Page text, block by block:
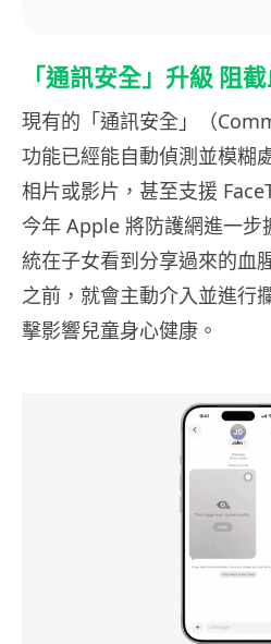
「通訊安全」升級 阻
現有的「通訊安全」（
功能已經能自動偵測並模糊
相片或影片，甚至支援
今年 Apple 將防護網進一步
統在子女看到分享過來的血
之前，就會主動介入並進行
擊影響兒童身心健康。